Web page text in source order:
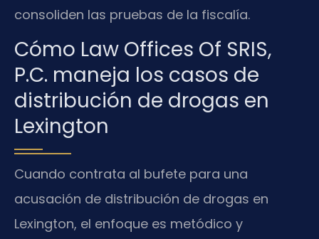
consoliden las pruebas de la fiscalía.
Cómo Law Offices Of SRIS,
P.C. maneja los casos de
distribución de drogas en
Lexington
Cuando contrata al bufete para una
acusación de distribución de drogas en
Lexington, el enfoque es metódico y